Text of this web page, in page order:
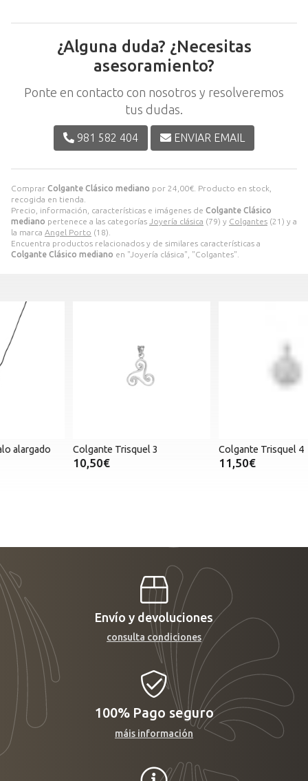
Comprar Colgante Clásico mediano por 24,00€ . Producto en stock,
recogida en tienda.
Precio, información, características e imágenes de Colgante Clásico
mediano pertenece a las categorías Joyería clásica (79) y Colgantes (21) y a
la marca Angel Porto (18).
Encuentra productos relacionados y de similares características a
Colgante Clásico mediano en "Joyería clásica", "Colgantes".
¿Alguna duda? ¿Necesitas
asesoramiento?
Ponte en contacto con nosotros y resolveremos
tus dudas.
981 582 404 ENVIAR EMAIL
Colgante Trisquel 3 Colgante Trisquel 4
Envío y devoluciones
consulta condiciones
100% Pago seguro
máis información